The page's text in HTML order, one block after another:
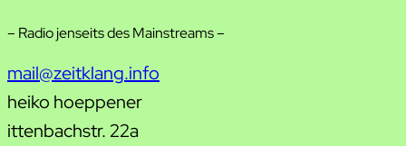
– Radio jenseits des Mainstreams –
mail@zeitklang.info
heiko hoeppener
ittenbachstr. 22a